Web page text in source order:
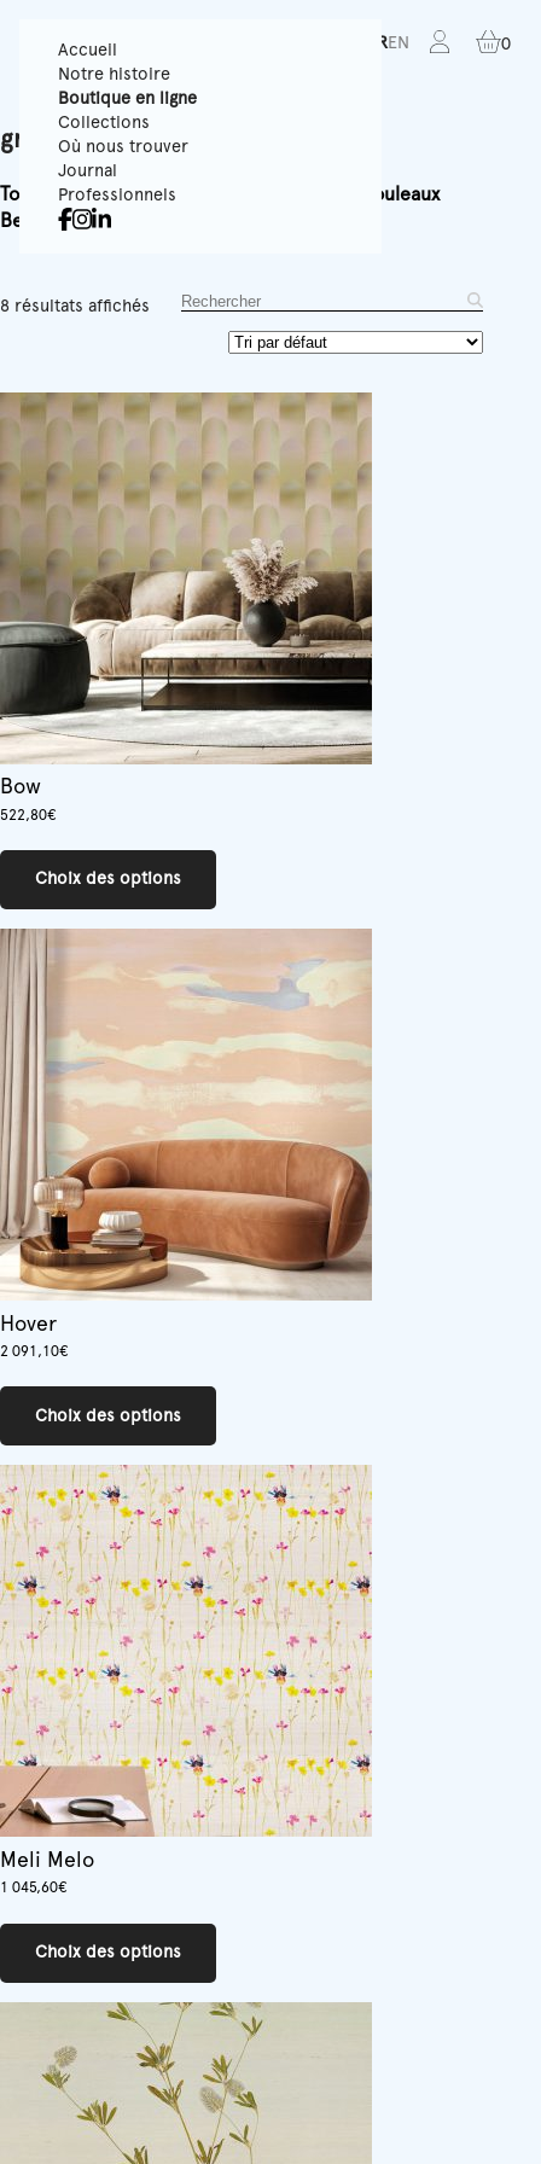
Accueil
Notre histoire
Boutique en ligne
Collections
Où nous trouver
Journal
Professionnels
FREN 0
grasscloth
Tous Papiers Peints Texturés
Rouleaux
Best-sellersAccessoires
8 résultats affichés
Bow
522,80€
Choix des options
Les
options
peuvent
être
choisies
sur
page
Hover
2 091,10€
Choix des options
variations.
Les
options
peuvent
être
choisies
sur
la
page
du
produit
Meli Melo
1 045,60€
Choix des options
variations.
options
peuvent
être
choisies
sur